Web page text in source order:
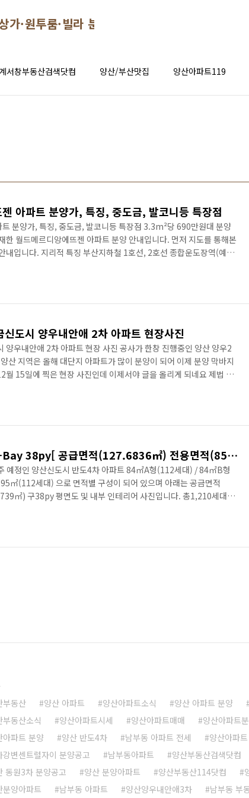
·원투룸·빌라 분양 시세 정보
서창부동산검색닷컴 양산/부산맛집 양산아파트119
아파트 분양가, 특징, 중도금, 발코니등 특장점
분양가, 특징, 중도금, 발코니등 특장점 3.3m²당 690만원대 분양
한 월드메르디앙에뜨젠 아파트 분양 안내입니다. 먼저 지도를 통해본
내입니다. 지리적 특징 부산지하철 1호선, 2호선 종합운도장역(예
당 690만원대부터 저렴한 분양가 2. 중도금 60% 전액 무이자 3.
도 높은 중소현 평형 2016/07/16 - 양산 월드메르디앙에뜨젠 아..
도시 양우내안애 2차 아파트 현장사진
우내안애 2차 아파트 현장 사진 공사가 한창 진행중인 양산 양우2
산 지역은 올해 대단지 아파트가 많이 분양이 되어 이제 분양 막바지
월 15일에 찍은 현장 사진인데 이제서야 글을 올리게 되네요 제법 그
멀리서 양우내안애2차 아파트의 현장을 찍어보았습니다. 펜스 안쪽
1차 아파트의 모습입니다. 아파트의 외벽은 어느정도 아파트의 모
양산 반도유보라4차 4-Bay 38py[ 공급면적(127.6836㎡) 전용면적(85.4739㎡) ]평면도 및 면적별 욕실, 거실, 주방, 침실 내부사진 소개[양산 반도4차 분양권][양산부동산114닷컴]
예정인 양산신도시 반도4차 아파트 84㎡A형(112세대) / 84㎡B형
㎡(112세대) 으로 면적별 구성이 되어 있으며 아래는 공금면적
㎡) 구38py 평면도 및 내부 인테리어 사진입니다. 총1,210세대중
가능합니다. 확장이 된 상태의 거실 사진 모습입니다. 벽걸이 TV가
반도유보라4차 아파트의 공금면적(127.683..
부동산 양산 아파트 양산아파트소식 양산 아파트 분양
부동산소식
양산아파트시세 양산아파트매매 양산아파트
아파트 분양
양산 반도4차 남부동 아파트 전세
양산아파
강변센트럴자이 분양공고
남부동아파트 양산부동산검색닷컴
동원3차 분양공고
양산 분양아파트 양산부동산114닷컴
분양아파트
남부동 아파트 양산양우내안애3차 남부동 부